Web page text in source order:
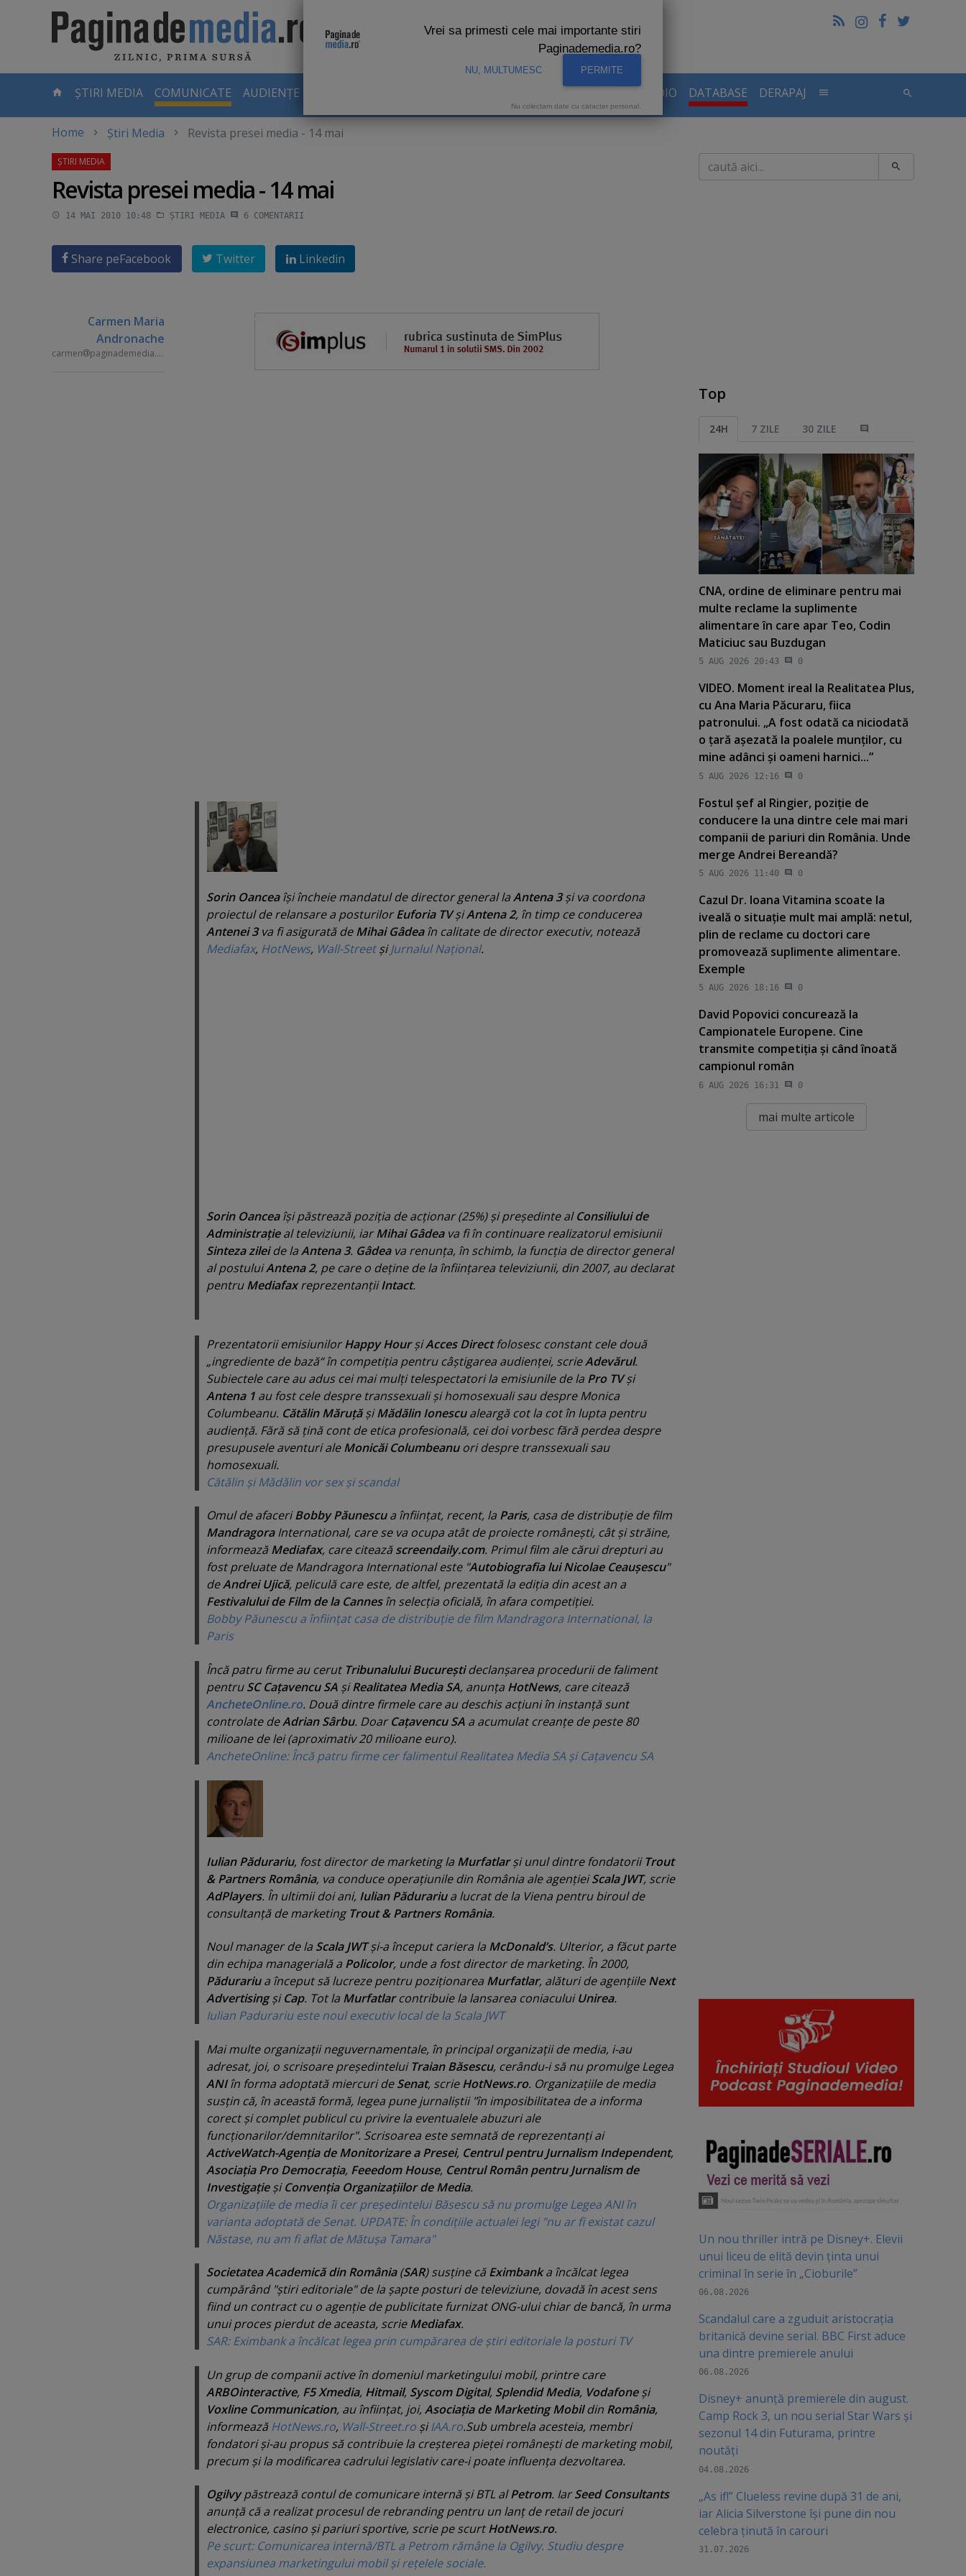
CURENTĂ
ȘTIRI MEDIA COMUNICATE AUDIENȚE TV AUDIENTE RADIO DATABASE DERAPAJ
Home Știri Media Revista presei media - 14 mai
Revista presei media - 14 mai
14 MAI 2010 10:48 ȘTIRI MEDIA 6 COMENTARII
Share peFacebook Twitter Linkedin
Carmen Maria
Andronache
carmen paginademedia.ro
Sorin Oanceaîşi încheie mandatul de director general laAntena 3şi va coordona
proiectul de relansare a posturilorEuforia TVşiAntena 2, în timp ce conducerea
Antenei 3va fi asigurată deMihai Gâdeaîn calitate de director executiv, notează
Mediafax, HotNews, Wall-StreetşiJurnalul Naţional.
Sorin Oanceaîşi păstrează poziţia de acţionar (25%) şi preşedinte alConsiliului de
Administraţieal televiziunii, iarMihai Gâdeava fi în continuare realizatorul emisiunii
Sinteza zileide laAntena 3. Gâdeava renunţa, în schimb, la funcţia de director general
al postuluiAntena 2, pe care o deţine de la înfiinţarea televiziunii, din 2007, au declarat
pentruMediafaxreprezentanţiiIntact.
Prezentatorii emisiunilorHappy HourşiAcces Directfolosesc constant cele două
„ingrediente de bază“ în competiţia pentru câştigarea audienţei, scrieAdevărul.
Subiectele care au adus cei mai mulţi telespectatori la emisiunile de la Pro TVşi
Antena 1 au fost cele despre transsexuali şi homosexuali sau despre Monica
Columbeanu. Cătălin MăruţăşiMădălin Ionescualeargă cot la cot în lupta pentru
audienţă. Fără să ţină cont de etica profesională, cei doi vorbesc fără perdea despre
presupusele aventuri aleMonicăi Columbeanuori despre transsexuali sau
homosexuali.
Cătălin şi Mădălin vor sex şi scandal
Omul de afaceriBobby Păunescua înfiinţat, recent, la Paris, casa de distribuţie de film
MandragoraInternational, care se va ocupa atât de proiecte româneşti, cât şi străine,
informeazăMediafax, care citeazăscreendaily.com. Primul film ale cărui drepturi au
fost preluate de Mandragora International este "Autobiografia lui Nicolae Ceauşescu"
deAndrei Ujică, peliculă care este, de altfel, prezentată la ediţia din acest an a
Festivalului de Film de la Cannesîn selecţia oficială, în afara competiţiei.
Bobby Păunescu a înfiinţat casa de distribuţie de film Mandragora International, la
Paris
Încă patru firme au cerutTribunalului Bucureştideclanşarea procedurii de faliment
pentruSC Caţavencu SA şiRealitatea Media SA, anunţa HotNews, care citează
AncheteOnline.ro. Două dintre firmele care au deschis acţiuni în instanţă sunt
controlate deAdrian Sârbu. DoarCaţavencu SA a acumulat creanţe de peste 80
milioane de lei (aproximativ 20 milioane euro).
AncheteOnline: Încă patru firme cer falimentul Realitatea Media SA şi Caţavencu SA
Iulian Pădurariu, fost director de marketing la Murfatlarşi unul dintre fondatorii Trout
& Partners România, va conduce operaţiunile din România ale agenţieiScala JWT, scrie
AdPlayers. În ultimii doi ani, Iulian Pădurariua lucrat de la Viena pentru biroul de
consultanţă de marketing Trout & Partners România.
Noul manager de la Scala JWTşi-a început cariera la McDonald’s. Ulterior, a făcut parte
din echipa managerială a Policolor, unde a fost director de marketing. În 2000,
Pădurariua început să lucreze pentru poziţionarea Murfatlar, alături de agenţiileNext
AdvertisingşiCap. Tot la Murfatlarcontribuie la lansarea coniaculuiUnirea.
Iulian Padurariu este noul executiv local de la Scala JWT
Mai multe organizaţii neguvernamentale, în principal organizaţii de media, i-au
adresat, joi, o scrisoare preşedintelui Traian Băsescu, cerându-i să nu promulge Legea
ANIîn forma adoptată miercuri deSenat, scrieHotNews.ro. Organizaţiile de media
susţin că, în această formă, legea pune jurnaliştii "în imposibilitatea de a informa
corect şi complet publicul cu privire la eventualele abuzuri ale
funcţionarilor/demnitarilor". Scrisoarea este semnată de reprezentanţi ai
ActiveWatch-Agenţia de Monitorizare a Presei, Centrul pentru Jurnalism Independent,
Asociaţia Pro Democraţia, Feeedom House, Centrul Român pentru Jurnalism de
InvestigaţieşiConvenţia Organizaţiilor de Media.
Organizaţiile de media îi cer preşedintelui Băsescu să nu promulge Legea ANI în
varianta adoptată de Senat. UPDATE: În condiţiile actualei legi "nu ar fi existat cazul
Năstase, nu am fi aflat de Mătuşa Tamara"
Societatea Academică din România(SAR) susţine căEximbanka încălcat legea
cumpărând "ştiri editoriale" de la şapte posturi de televiziune, dovadă în acest sens
fiind un contract cu o agenţie de publicitate furnizat ONG-ului chiar de bancă, în urma
unui proces pierdut de aceasta, scrieMediafax.
SAR: Eximbank a încălcat legea prin cumpărarea de ştiri editoriale la posturi TV
Un grup de companii active în domeniul marketingului mobil, printre care
ARBOinteractive, F5 Xmedia, Hitmail, Syscom Digital, Splendid Media, Vodafoneşi
Voxline Communication, au înfiinţat, joi,Asociaţia de Marketing Mobildin România,
informeazăHotNews.ro, Wall-Street.ro şiIAA.ro.Sub umbrela acesteia, membri
fondatori şi-au propus să contribuie la creşterea pieţei româneşti de marketing mobil,
precum şi la modificarea cadrului legislativ care-i poate influenţa dezvoltarea.
Ogilvypăstrează contul de comunicare internă şi BTL alPetrom. IarSeed Consultants
anunţă că a realizat procesul de rebranding pentru un lanţ de retail de jocuri
electronice, casino şi pariuri sportive, scrie pe scurtHotNews.ro.
Pe scurt: Comunicarea internă/BTL a Petrom rămâne la Ogilvy. Studiu despre
expansiunea marketingului mobil şi reţelele sociale.
Caută
Top
24H 7 ZILE 30 ZILE
CNA, ordine de eliminare pentru mai
multe reclame la suplimente
alimentare în care apar Teo, Codin
Maticiuc sau Buzdugan
5 AUG 2026 20:43 0
VIDEO. Moment ireal la Realitatea Plus,
cu Ana Maria Păcuraru, fiica
patronului. „A fost odată ca niciodată
o ţară aşezată la poalele munţilor, cu
mine adânci şi oameni harnici...”
5 AUG 2026 12:16 0
Fostul şef al Ringier, poziţie de
conducere la una dintre cele mai mari
companii de pariuri din România. Unde
merge Andrei Bereandă?
5 AUG 2026 11:40 0
Cazul Dr. Ioana Vitamina scoate la
iveală o situaţie mult mai amplă: netul,
plin de reclame cu doctori care
promovează suplimente alimentare.
Exemple
5 AUG 2026 18:16 0
David Popovici concurează la
Campionatele Europene. Cine
transmite competiţia şi când înoată
campionul român
6 AUG 2026 16:31 0
mai multe articole
Un nou thriller intră pe Disney+. Elevii
unui liceu de elită devin ținta unui
criminal în serie în „Cioburile”
06.08.2026
Scandalul care a zguduit aristocrația
britanică devine serial. BBC First aduce
una dintre premierele anului
06.08.2026
Disney+ anunță premierele din august.
Camp Rock 3, un nou serial Star Wars și
sezonul 14 din Futurama, printre
noutăți
04.08.2026
„As if!” Clueless revine după 31 de ani,
iar Alicia Silverstone își pune din nou
celebra ținută în carouri
31.07.2026
Vrei sa primesti cele mai importante stiri
Paginademedia.ro?
NU, MULTUMESC PERMITE
Nu colectam date cu caracter personal.